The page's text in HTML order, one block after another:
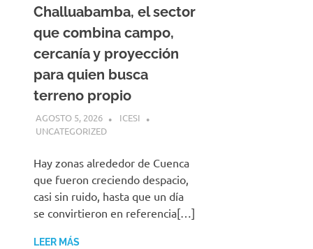
Challuabamba, el sector
que combina campo,
cercanía y proyección
para quien busca
terreno propio
AGOSTO 5, 2026
ICESI
UNCATEGORIZED
Hay zonas alrededor de Cuenca
que fueron creciendo despacio,
casi sin ruido, hasta que un día
se convirtieron en referencia[…]
LEER MÁS